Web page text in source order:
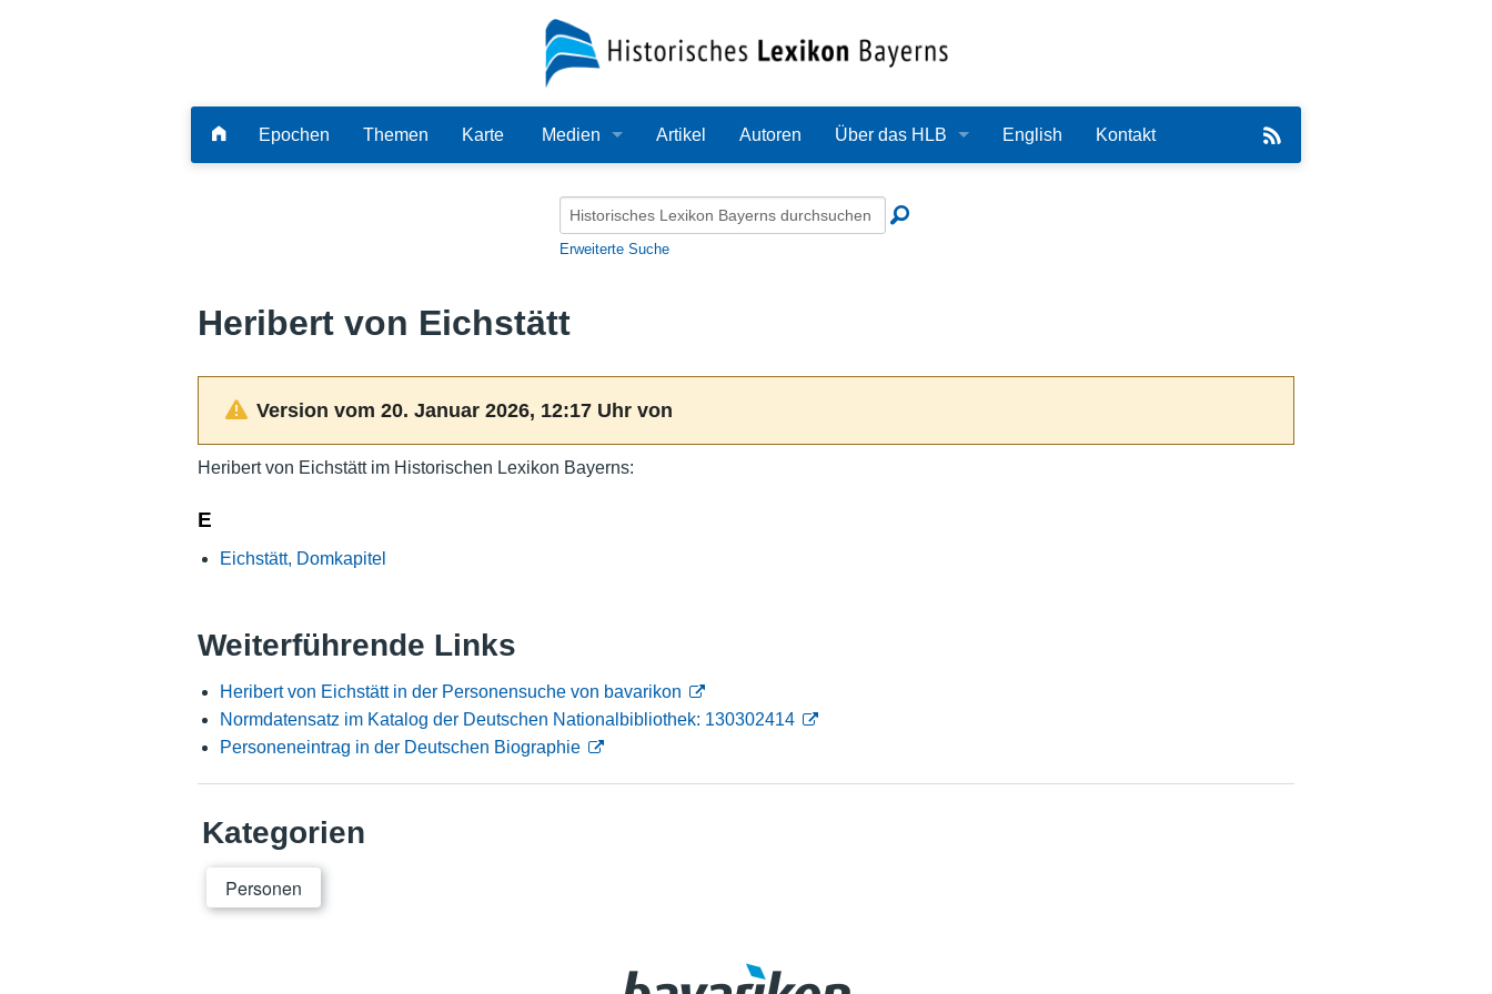
Epochen Themen Karte Medien
Audio
PDF
Artikel Autoren Über das HLB
Redaktion
English Kontakt
Erweiterte Suche
Heribert von Eichstätt
Version vom 20. Januar 2026, 12:17 Uhr von
Heribert von Eichstätt im Historischen Lexikon Bayerns:
E
Eichstätt, Domkapitel
Weiterführende Links
Heribert von Eichstätt in der Personensuche von bavarikon
Normdatensatz im Katalog der Deutschen Nationalbibliothek: 130302414
Personeneintrag in der Deutschen Biographie
Kategorien
Personen